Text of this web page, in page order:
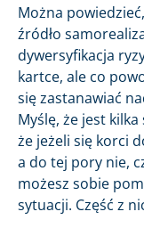
Można
źródło
dywersyfikacja
kartce, ale co
się zastanawiać
Myślę, że jest
że jeżeli się korci
a do tej pory nie,
możesz sobie
sytuacji. Część z